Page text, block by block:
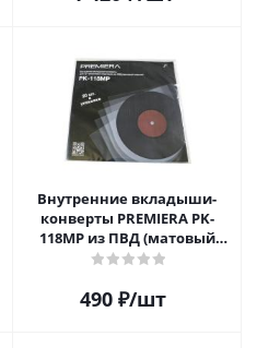
Внутренние вкладыши-
конверты PREMIERA PK-
118MP из ПВД (матовый
пластик) для 12" виниловых
490 ₽/шт